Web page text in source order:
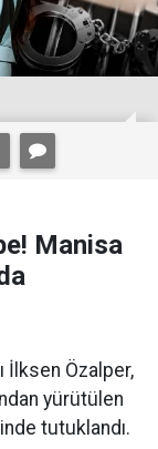
Manisa
İlksen Özalper,
yürütülen
tutuklandı.